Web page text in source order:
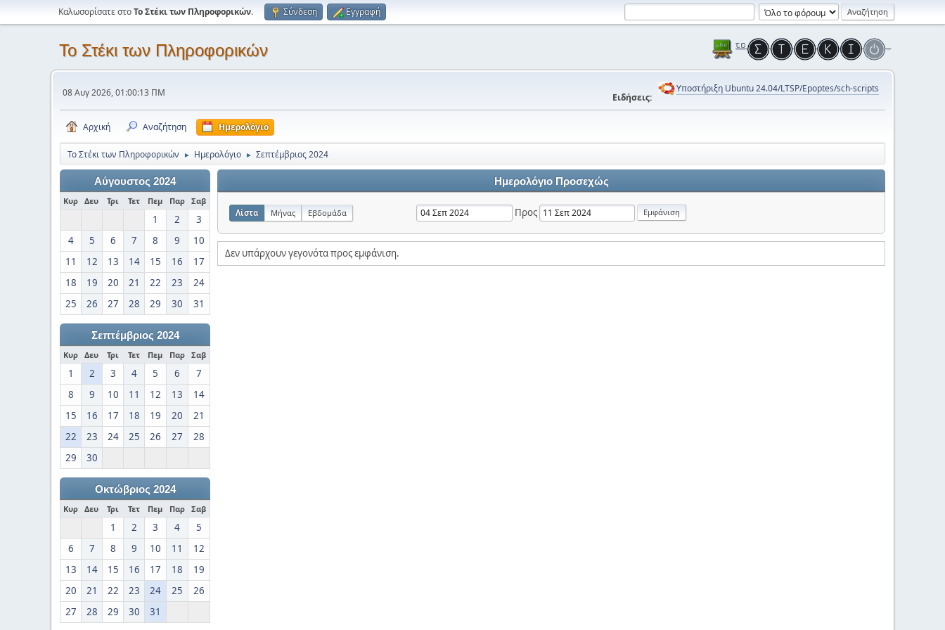
Καλωσορίσατε στοΤο Στέκι των Πληροφορικών. Σύνδεση Εγγραφή
Το Στέκι των Πληροφορικών
08 Αυγ 2026, 01:00:13 ΠΜ Ειδήσεις:
Υποστήριξη Ubuntu 24.04/LTSP/Epoptes/sch-scripts
Αρχική Αναζήτηση Ημερολόγιο
Το Στέκι των Πληροφορικών ► Ημερολόγιο ► Σεπτέμβριος 2024
Αύγουστος 2024
Κυρ Δευ Τρι Τετ Πεμ Παρ Σαβ
1 2
3
4
5 6 7 8 9
10
11
12 13 14 15 16
17
18
19 20 21 22 23
24
25
26 27 28 29 30 31
Σεπτέμβριος 2024
Κυρ Δευ Τρι Τετ Πεμ Παρ Σαβ
1 2 3 4 5 6
7
8
9 10 11 12 13
14
15
16 17 18 19 20
21
22
23 24 25 26 27
28
29
30
Οκτώβριος 2024
Κυρ Δευ Τρι Τετ Πεμ Παρ Σαβ
1 2 3 4
5
6
7 8 9 10 11
12
13
14 15 16 17 18
19
20
21 22 23 24 25
26
27
28 29 30 31
Ημερολόγιο Προσεχώς
Λίστα Μήνας Εβδομάδα Προς
Δεν υπάρχουν γεγονότα προς εμφάνιση.